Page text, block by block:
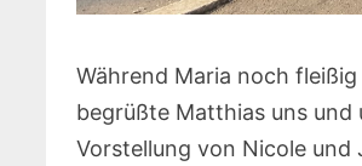
Während Maria noch
begrüßte Matthias uns und
Vorstellung von Nicole